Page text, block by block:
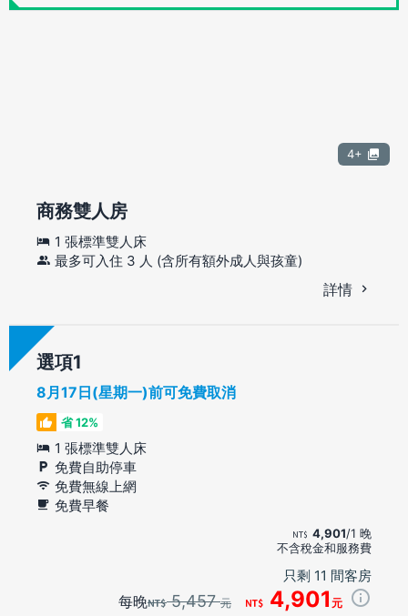
4+
商務雙人房
1 張標準雙人床
最多可入住 3 人 (含所有額外成人與孩童)
詳情
選項
8月17日(星期一)前可免費取消
省 12%
1 張標準雙人床
免費自助停車
免費無線上網
免費早餐
4,901/1 晚
不含稅金和服務費
只剩 11 間客房
每晚 5,457元 4,901 元